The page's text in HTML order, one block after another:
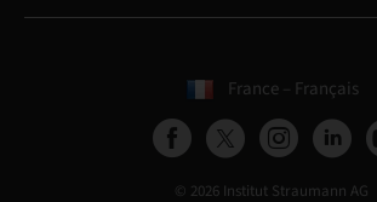
France – Français
© 2026 Institut Straumann AG